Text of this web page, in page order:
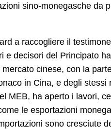
sino-monegasche da
a raccogliere il
e decisori del Principato
cinese, con la
in Cina, e degli stessi
MEB, ha aperto i lavori,
le esportazioni
sono cresciute